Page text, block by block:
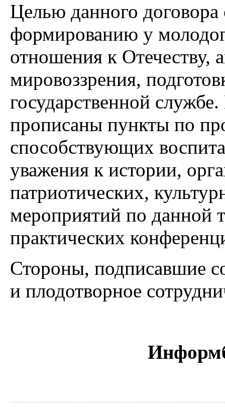
Целью данного договора
формированию у
отношения к Отечеству,
мировоззрения,
государственной
прописаны пункты по
способствующих
уважения к истории,
патриотических,
мероприятий по данной
практических
Стороны, подписавшие
и плодотворное